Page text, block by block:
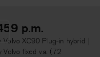
p.m.
Volvo XC90 Plug-in hybrid |
Volvo fixed v.a. (72